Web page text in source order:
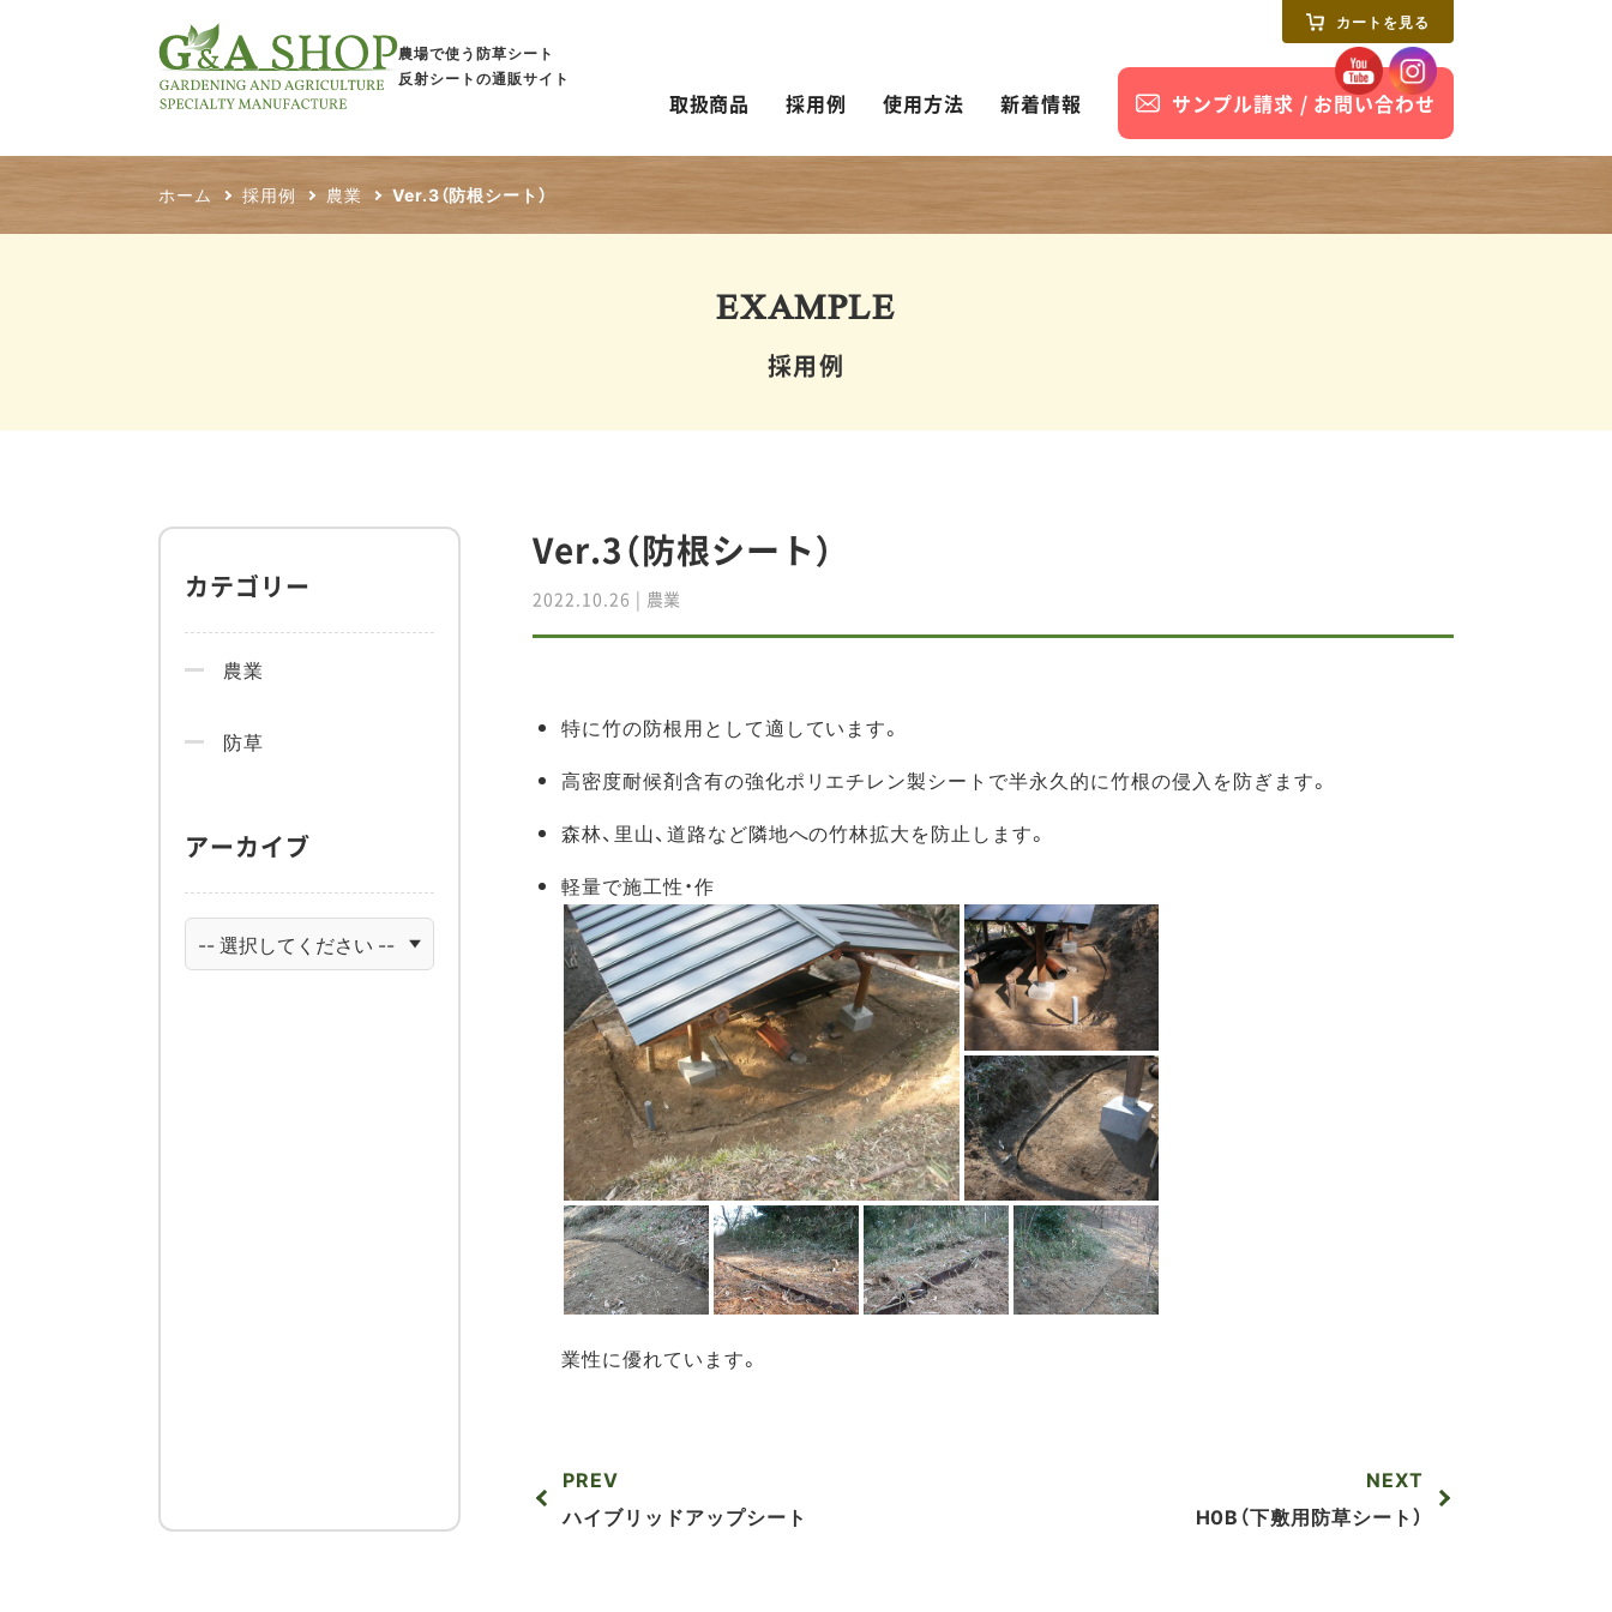
農場で使う防草シート
反射シートの通販サイト
取扱商品 採用例 使用方法 新着情報 サンプル請求 / お問い合わせ
カートを見る
ホーム 採用例 農業 Ver.3（防根シート）
EXAMPLE
採用例
Ver.3（防根シート）
2022.10.26 | 農業
特に竹の防根用として適しています。
高密度耐候剤含有の強化ポリエチレン製シートで半永久的に竹根の侵入を防ぎます。
森林、里山、道路など隣地への竹林拡大を防止します。
軽量で施工性・作
業性に優れています。
PREV
ハイブリッドアップシート
NEXT
H0B（下敷用防草シート）
カテゴリー
農業
防草
アーカイブ